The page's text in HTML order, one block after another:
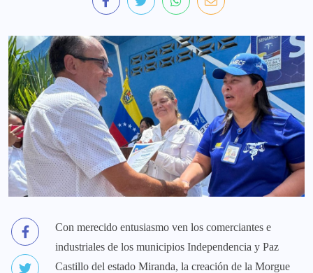
Con merecido entusiasmo ven los comerciantes e
industriales de los municipios Independencia y Paz
Castillo del estado Miranda, la creación de la Morgue